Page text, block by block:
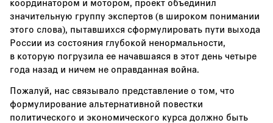
значительную группу экспертов (в широком понимании
этого слова), пытавшихся сформулировать пути выхода
России из состояния глубокой ненормальности,
в которую погрузила ее начавшаяся в этот день четыре
года назад и ничем не оправданная война.
Пожалуй, нас связывало представление о том, что
формулирование альтернативной повестки
политического и экономического курса должно быть